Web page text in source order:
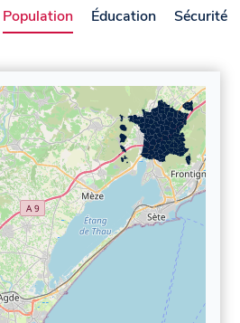
Population Éducation Sécurité